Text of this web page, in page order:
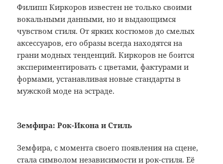
Филипп Киркоров известен не только своими
вокальными данными, но и выдающимся
чувством стиля. От ярких костюмов до смелых
аксессуаров, его образы всегда находятся на
грани модных тенденций. Киркоров не боится
экспериментировать с цветами, фактурами и
формами, устанавливая новые стандарты в
мужской моде на эстраде.
Земфира: Рок-Икона и Стиль
Земфира, с момента своего появления на сцене,
стала символом независимости и рок-стиля. Её